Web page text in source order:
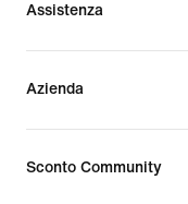
Assistenza
Azienda
Sconto Community